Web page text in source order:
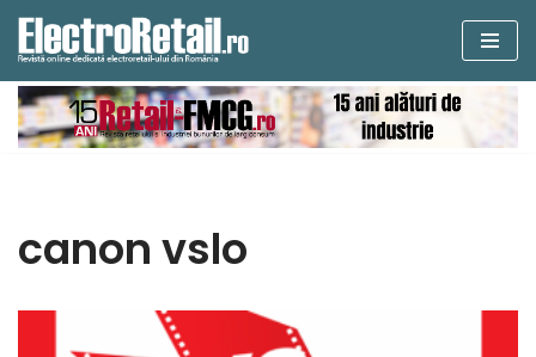
Sari
la
conținut
canon vslo